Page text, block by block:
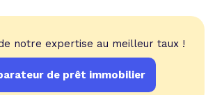
notre expertise au meilleur taux !
de prêt immobilier